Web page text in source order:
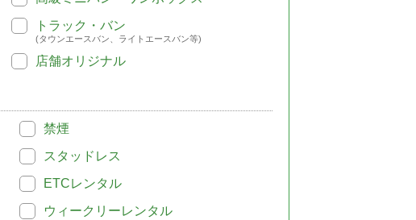
トラック・バン
(タウンエースバン、ライトエースバン等)
店舗オリジナル
禁煙
スタッドレス
ETCレンタル
ウィークリーレンタル